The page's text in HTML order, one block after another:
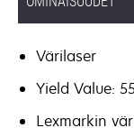
Värilaser
Yield Value:
Lexmarkin